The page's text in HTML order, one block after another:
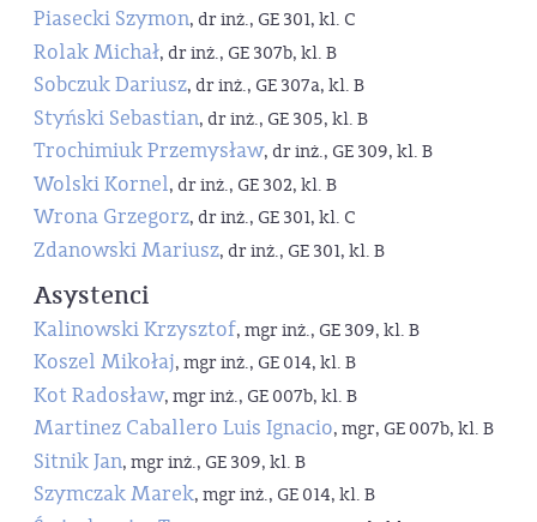
Piasecki Szymon, dr inż., GE 301, kl. C
Rolak Michał, dr inż., GE 307b, kl. B
Sobczuk Dariusz, dr inż., GE 307a, kl. B
Styński Sebastian, dr inż., GE 305, kl. B
Trochimiuk Przemysław, dr inż., GE 309, kl. B
Wolski Kornel, dr inż., GE 302, kl. B
Wrona Grzegorz, dr inż., GE 301, kl. C
Zdanowski Mariusz, dr inż., GE 301, kl. B
Asystenci
Kalinowski Krzysztof, mgr inż., GE 309, kl. B
Koszel Mikołaj, mgr inż., GE 014, kl. B
Kot Radosław, mgr inż., GE 007b, kl. B
Martinez Caballero Luis Ignacio, mgr, GE 007b, kl. B
Sitnik Jan, mgr inż., GE 309, kl. B
Szymczak Marek, mgr inż., GE 014, kl. B